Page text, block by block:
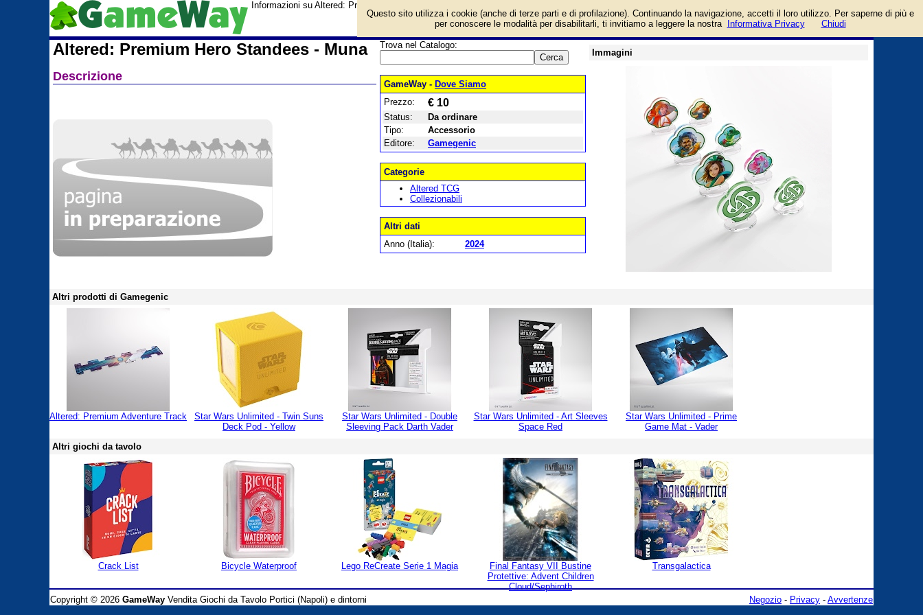
guida
Informazioni su Altered: Premium Hero Standees - Muna e prezzo di vendita. Prodotto da Gamegenic
Altered: Premium Hero Standees - Muna
Descrizione
Trova nel Catalogo:
GameWay - Dove Siamo
Prezzo:
€ 10
Status:
Da ordinare
Tipo:
Accessorio
Editore:
Gamegenic
Categorie
Altered TCG
Collezionabili
Altri dati
Anno (Italia):
2024
Immagini
Altri prodotti di Gamegenic
Altered: Premium Adventure Track
Star Wars Unlimited - Twin Suns
Deck Pod - Yellow
Star Wars Unlimited - Double
Sleeving Pack Darth Vader
Star Wars Unlimited - Art Sleeves
Space Red
Star Wars Unlimited - Prime
Game Mat - Vader
Altri giochi da tavolo
Crack List Bicycle Waterproof Lego ReCreate Serie 1 Magia
Final Fantasy VII Bustine
Protettive: Advent Children
Cloud/Sephiroth
Transgalactica
Copyright © 2026 GameWay Vendita Giochi da Tavolo Portici (Napoli) e dintorni Negozio - Privacy - Avvertenze
Questo sito utilizza i cookie (anche di terze parti e di profilazione). Continuando la navigazione, accetti il loro utilizzo. Per saperne di più e
per conoscere le modalità per disabilitarli, ti invitiamo a leggere la nostra
Informativa Privacy Chiudi